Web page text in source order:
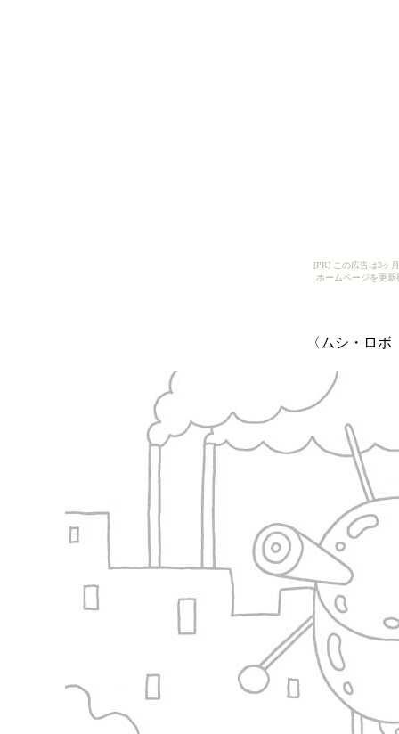
[PR] この広告は3ヶ
ホームページを更
〈ムシ・ロ